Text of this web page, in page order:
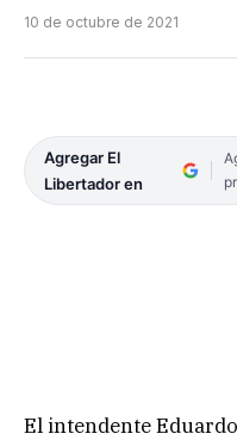
10 de octubre de 2021
Agregar El
Libertador en
El intendente